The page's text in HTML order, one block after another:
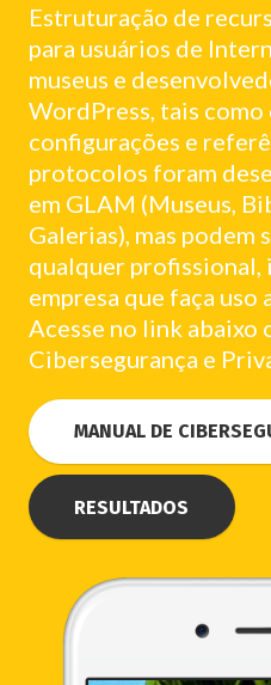
Estruturação de
para usuários de
museus e
WordPress, tais como
configurações e
protocolos foram
em GLAM (Museus,
Galerias), mas
qualquer
empresa que faça uso
Acesse no link abaixo
Cibersegurança e
MANUAL DE
RESULTADOS